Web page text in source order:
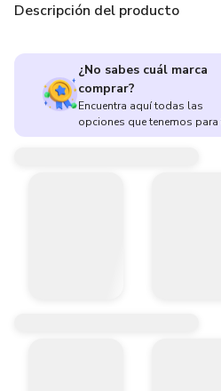
Descripción del producto
¿No sabes cuál marca
comprar?
Encuentra aquí todas las
opciones que tenemos para